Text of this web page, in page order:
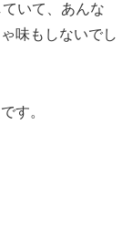
いて、あんな
味もしないでし
す。